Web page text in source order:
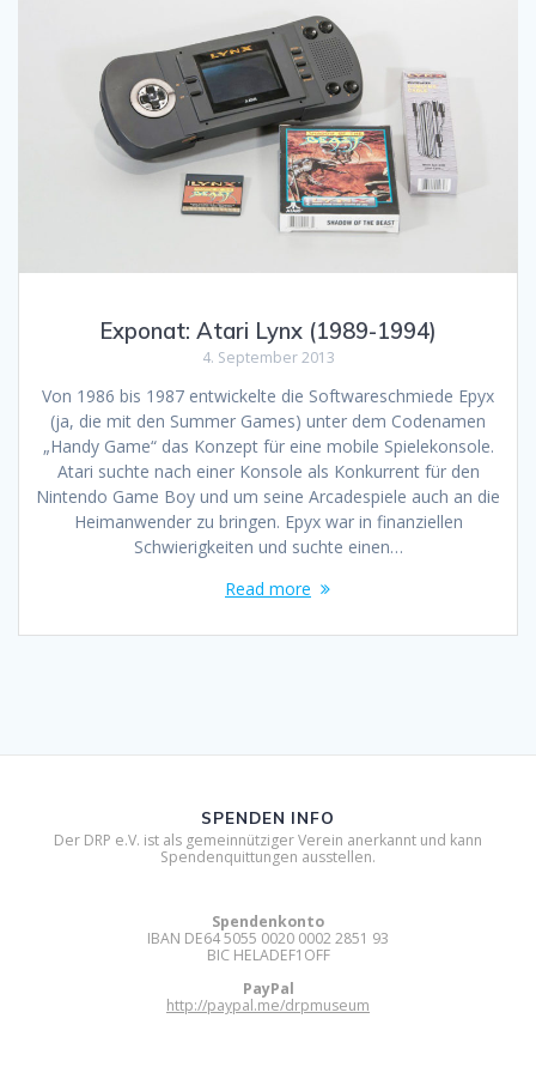
Exponat: Atari Lynx (1989-1994)
4. September 2013
Von 1986 bis 1987 entwickelte die Softwareschmiede Epyx
(ja, die mit den Summer Games) unter dem Codenamen
„Handy Game“ das Konzept für eine mobile Spielekonsole.
Atari suchte nach einer Konsole als Konkurrent für den
Nintendo Game Boy und um seine Arcadespiele auch an die
Heimanwender zu bringen. Epyx war in finanziellen
Schwierigkeiten und suchte einen…
Read more
SPENDEN INFO
Der DRP e.V. ist als gemeinnütziger Verein anerkannt und kann
Spendenquittungen ausstellen.
Spendenkonto
IBAN DE64 5055 0020 0002 2851 93
BIC HELADEF1OFF
PayPal
http://paypal.me/drpmuseum